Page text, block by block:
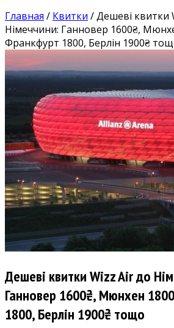
Главная / Квитки /Дешеві квитки
Німеччини: Ганновер 1600₴,
Франкфурт 1800, Берлін 1900₴
Дешеві квитки Wizz Air до
Ганновер 1600₴, Мюнхен
1800, Берлін 1900₴ тощо